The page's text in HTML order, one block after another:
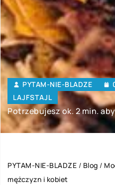
PYTAM-NIE-BLADZE
LAJFSTAJL
Potrzebujesz ok. 2 min.
PYTAM-NIE-BLADZE / Blog /
mężczyzn i kobiet